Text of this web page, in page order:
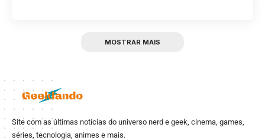
MOSTRAR MAIS
Site com as últimas notícias do universo nerd e geek, cinema, games,
séries, tecnologia, animes e mais.